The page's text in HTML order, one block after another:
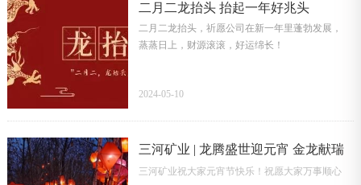
二月二龙抬头 抬起一年好兆头
二月二龙抬头，祈愿公司在新一年里蓬勃发展，
蒸蒸日上，财源滚滚，好运绵长！
2024-05-10
三河矿业 | 龙腾盛世迎元宵 金龙献瑞
送吉祥
三河矿业祝大家元宵节快乐！祝愿大家万事顺心